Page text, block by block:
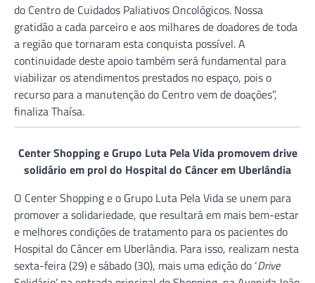
do Centro de Cuidados Paliativos Oncológicos. Nossa
gratidão a cada parceiro e aos milhares de doadores de toda
a região que tornaram esta conquista possível. A
continuidade deste apoio também será fundamental para
viabilizar os atendimentos prestados no espaço, pois o
recurso para a manutenção do Centro vem de doações”,
finaliza Thaísa.
Center Shopping e Grupo Luta Pela Vida promovem drive
solidário em prol do Hospital do Câncer em Uberlândia
O Center Shopping e o Grupo Luta Pela Vida se unem para
promover a solidariedade, que resultará em mais bem-estar
e melhores condições de tratamento para os pacientes do
Hospital do Câncer em Uberlândia. Para isso, realizam nesta
sexta-feira (29) e sábado (30), mais uma edição do ‘Drive